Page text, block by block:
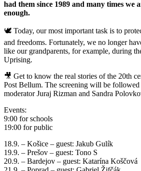
had them since 1989 and many times we
enough.
🕊️ Today, our most important task is to
and freedoms. Fortunately, we no longer
like our grandparents, for example, during
Uprising.
🎥 Get to know the real stories of the 20th
Post Bellum. The screening will be
moderator Juraj Rizman and Sandra
Events:
9:00 for schools
19:00 for public
18.9. – Košice – guest: Jakub Gulík
19.9. – Prešov – guest: Tono S
20.9. – Bardejov – guest: Katarína Koščová